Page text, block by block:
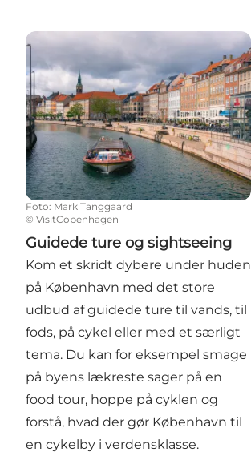
Guidede ture og sightseeing
Foto: Mark Tanggaard
© VisitCopenhagen
Guidede ture og sightseeing
Kom et skridt dybere under huden
på København med det store
udbud af guidede ture til vands, til
fods, på cykel eller med et særligt
tema. Du kan for eksempel smage
på byens lækreste sager på en
food tour, hoppe på cyklen og
forstå, hvad der gør København til
en cykelby i verdensklasse.